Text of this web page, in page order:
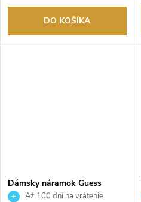
DO KOŠÍKA
Dámsky náramok Guess
JUBB04144JWYGS
Až 100 dní na vrátenie